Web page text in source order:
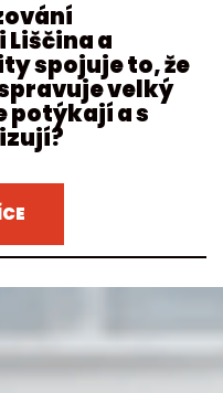
a
spojuje to, že
velký
potýkají a s